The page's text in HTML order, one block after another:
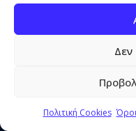
Πολιτική Cookies